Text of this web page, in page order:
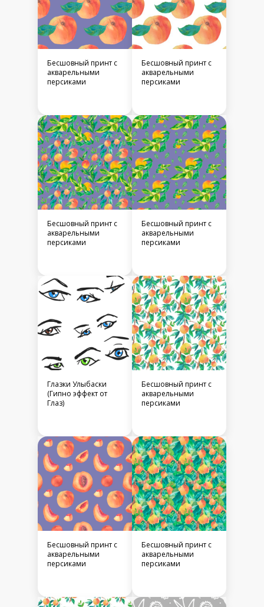
Бесшовный принт c
акварельными
персиками
Бесшовный принт c
акварельными
персиками
Бесшовный принт c
акварельными
персиками
Бесшовный принт c
акварельными
персиками
Глазки Улыбаски
(Гипно эффект от
Глаз)
Бесшовный принт c
акварельными
персиками
Бесшовный принт c
акварельными
персиками
Бесшовный принт c
акварельными
персиками